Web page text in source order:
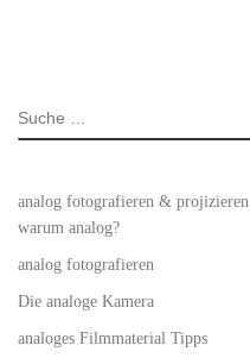
SUCHE
analog fotografieren & projizieren
warum analog?
analog fotografieren
Die analoge Kamera
analoges Filmmaterial Tipps